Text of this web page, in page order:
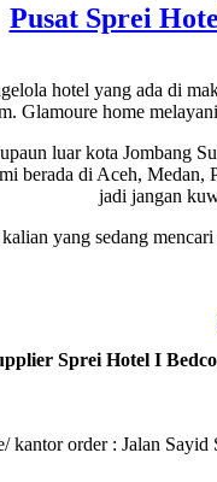
Pusat Sprei
hotel yang ada di
Glamoure home
luar kota Jombang
berada di Aceh,
jadi jangan
yang sedang
Sprei Hotel I
kantor order : Jalan